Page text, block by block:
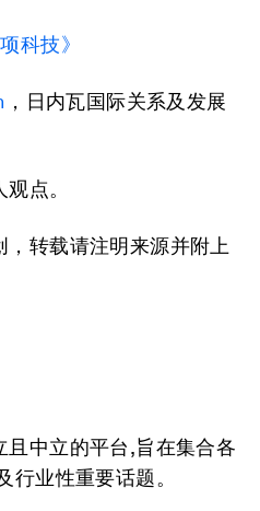
科技》
，日内瓦国际关系及发展
点。
转载请注明来源并附上
中立的平台,旨在集合各
行业性重要话题。